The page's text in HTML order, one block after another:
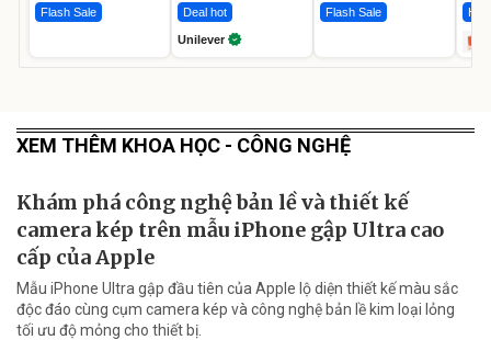
Flash Sale Deal hot
Unilever
Flash Sale Hot
XEM THÊM KHOA HỌC - CÔNG NGHỆ
Khám phá công nghệ bản lề và thiết kế
camera kép trên mẫu iPhone gập Ultra cao
cấp của Apple
Mẫu iPhone Ultra gập đầu tiên của Apple lộ diện thiết kế màu sắc
độc đáo cùng cụm camera kép và công nghệ bản lề kim loại lỏng
tối ưu độ mỏng cho thiết bị.